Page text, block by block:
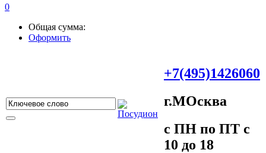
0
Общая сумма:
Оформить
+7(495)1426060
г.МOсква
c ПH пo ПT c
10 до 18